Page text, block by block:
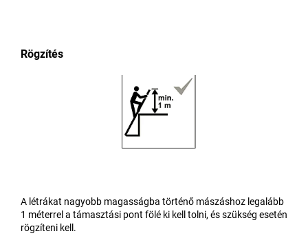
Rögzítés
A létrákat nagyobb magasságba történő mászáshoz legalább
1 méterrel a támasztási pont fölé ki kell tolni, és szükség esetén
rögzíteni kell.